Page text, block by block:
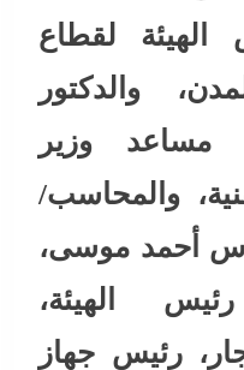
لقطاع
والدكتور
مساعد وزير
والمحاسب/
أحمد موسى،
الهيئة،
رئيس جهاز